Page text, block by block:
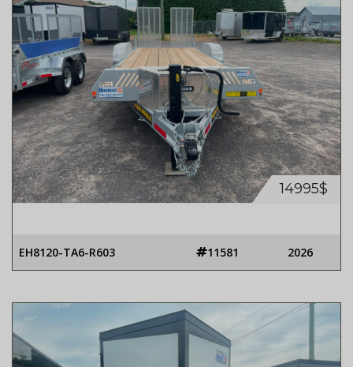
14995$
EH8120-TA6-R603 11581 2026